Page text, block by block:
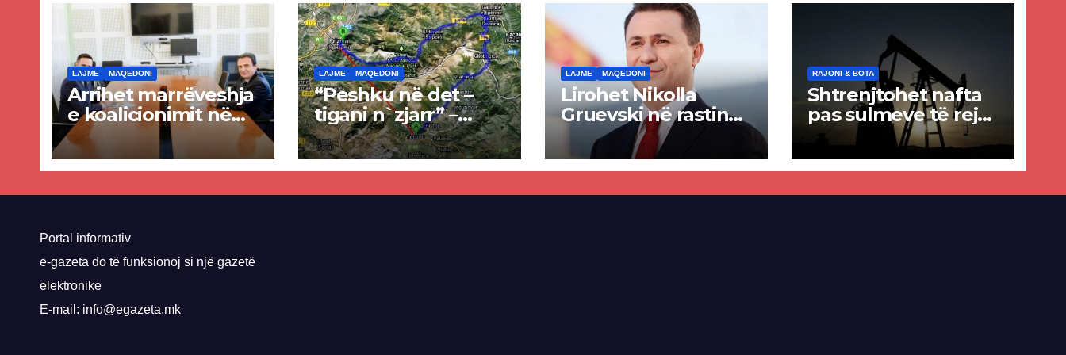
LAJME MAQEDONI
Arrihet marrëveshja
e koalicionimit në
parim mes Kurtit
dhe Abdixhikut
LAJME MAQEDONI
“Peshku në det –
tigani n`zjarr” –
Ende pa u kryer
projekti i tunelit,
komuna e Tetovës
nis punimet për
LAJME MAQEDONI
Lirohet Nikolla
Gruevski në rastin
“Talir 2”, gjykata
rrëzon akuzat për
ndërtimin e
paligjshëm të selisë
RAJONI & BOTA
Shtrenjtohet nafta
pas sulmeve të reja
SHBA–Iran
Portal informativ
e-gazeta do të funksionoj si një gazetë
elektronike
E-mail: info@egazeta.mk